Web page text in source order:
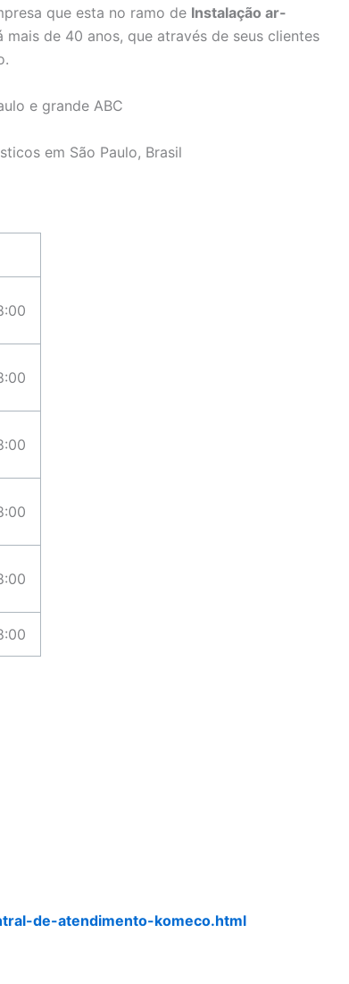
que esta no ramo de Instalação ar-
mais de 40 anos, que através de seus clientes
e grande ABC
em São Paulo, Brasil
de-atendimento-komeco.html